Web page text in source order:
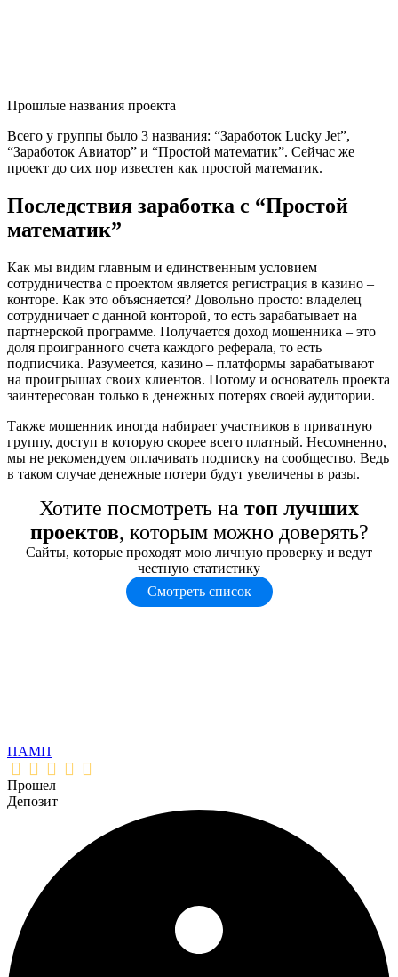
Прошлые названия проекта
Всего у группы было 3 названия: “Заработок Lucky Jet”,
“Заработок Авиатор” и “Простой математик”. Сейчас же
проект до сих пор известен как простой математик.
Последствия заработка с “Простой
математик”
Как мы видим главным и единственным условием
сотрудничества с проектом является регистрация в казино –
конторе. Как это объясняется? Довольно просто: владелец
сотрудничает с данной конторой, то есть зарабатывает на
партнерской программе. Получается доход мошенника – это
доля проигранного счета каждого реферала, то есть
подписчика. Разумеется, казино – платформы зарабатывают
на проигрышах своих клиентов. Потому и основатель проекта
заинтересован только в денежных потерях своей аудитории.
Также мошенник иногда набирает участников в приватную
группу, доступ в которую скорее всего платный. Несомненно,
мы не рекомендуем оплачивать подписку на сообщество. Ведь
в таком случае денежные потери будут увеличены в разы.
Хотите посмотреть на топ лучших
проектов, которым можно доверять?
Сайты, которые проходят мою личную проверку и ведут
честную статистику
Смотреть список
ПАМП
Прошел
Депозит